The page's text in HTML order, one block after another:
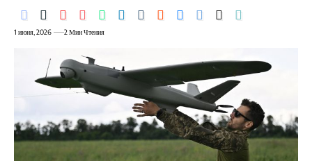
1 июня, 2026 2 Мин Чтения